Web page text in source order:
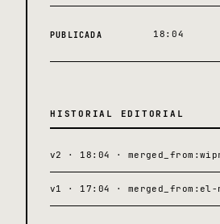
PUBLICADA 18:04
HISTORIAL EDITORIAL
v2 · 18:04 ·
v1 · 17:04 · merged_from:el-